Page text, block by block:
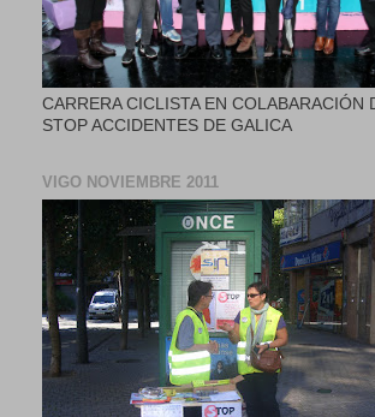
CARRERA CICLISTA EN COLABARACIÓN
STOP ACCIDENTES DE GALICA
VIGO NOVIEMBRE 2011